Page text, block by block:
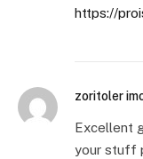
https://
zoritoler
Excellent
your stuff